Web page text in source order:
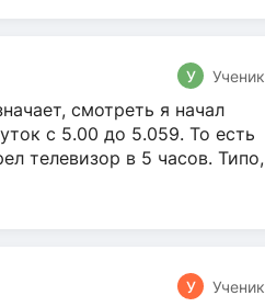
У Ученик
смотреть я начал
с 5.00 до 5.059. То есть
телевизор в 5 часов. Типо,
У Ученик